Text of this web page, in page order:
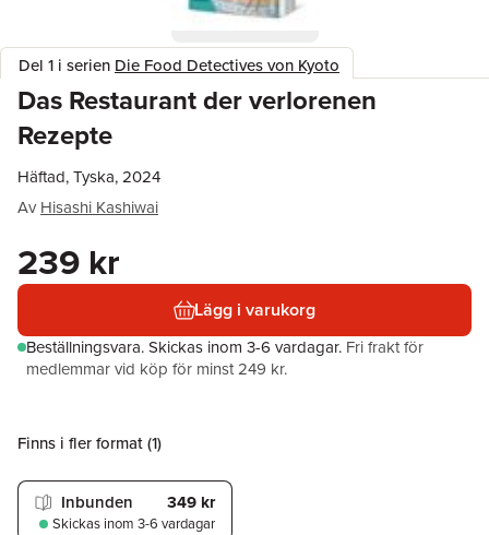
Del 1 i serien Die Food Detectives von Kyoto
Das Restaurant der verlorenen
Rezepte
Häftad, Tyska, 2024
Av Hisashi Kashiwai
239 kr
Lägg i varukorg
Beställningsvara.Skickas inom 3-6 vardagar. Fri frakt för
medlemmar vid köp för minst 249 kr.
Finns i fler format (1)
Inbunden 349 kr
Skickas inom 3-6 vardagar